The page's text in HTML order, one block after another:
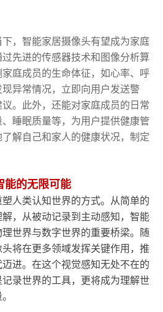
，智能家居摄像头有望成为家庭
先进的传感器技术和图像分析算
庭成员的生命体征，如心率、呼
异常情况，立即向用户发送警
。此外，还能对家庭成员的日常
睡眠质量等，为用户提供健康管
解自己和家人的健康状况，制定
能的无限可能
人类认知世界的方式。从简单的
，从被动记录到主动感知，智能
世界与数字世界的重要桥梁。随
将在更多领域发挥关键作用，推
进。在这个视觉感知无处不在的
录世界的工具，更将成为理解世